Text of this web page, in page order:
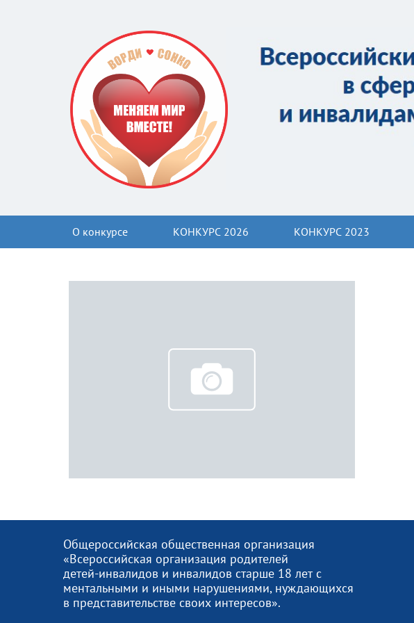
О конкурсе КОНКУРС 2026 КОНКУРС 2023
Общероссийская общественная организация
«Всероссийская организация родителей
детей-инвалидов и инвалидов старше 18 лет с
ментальными и иными нарушениями, нуждающихся
в представительстве своих интересов».